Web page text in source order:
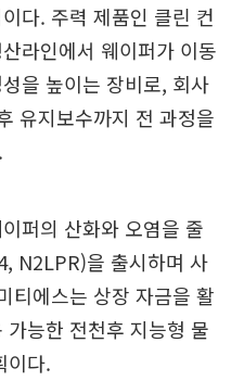
다. 주력 제품인 클린 컨
라인에서 웨이퍼가 이동
을 높이는 장비로, 회사
유지보수까지 전 과정을
퍼의 산화와 오염을 줄
N2LPR)을 출시하며 사
티에스는 상장 자금을 활
능한 전천후 지능형 물
이다.